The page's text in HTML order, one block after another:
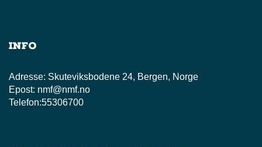
Info
Adresse: Skuteviksbodene 24, Bergen, Norge
Epost: nmf@nmf.no
Telefon:55306700